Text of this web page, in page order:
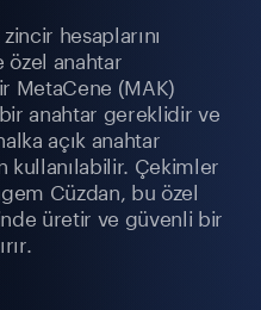
hesaplarını
özel anahtar
MetaCene (MAK)
anahtar gereklidir ve
açık anahtar
kullanılabilir. Çekimler
Cüzdan, bu özel
üretir ve güvenli bir